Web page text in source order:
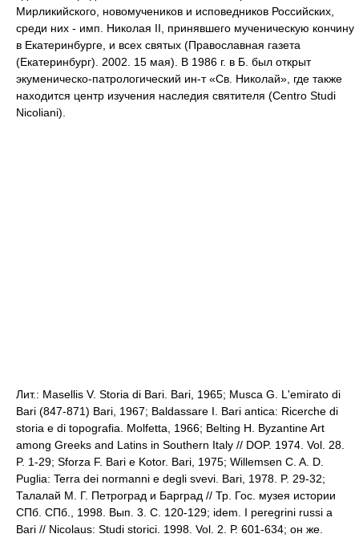
Мирликийского, новомучеников и исповедников Российских,
среди них - имп. Николая II, принявшего мученическую кончину
в Екатеринбурге, и всех святых (Православная газета
(Екатеринбург). 2002. 15 мая). В 1986 г. в Б. был открыт
экуменическо-патрологический ин-т «Св. Николай», где также
находится центр изучения наследия святителя (Centro Studi
Nicoliani).
Лит.: Masellis V. Storia di Bari. Bari, 1965; Musca G. L'emirato di
Bari (847-871) Bari, 1967; Baldassare I. Bari antica: Ricerche di
storia e di topografia. Molfetta, 1966; Belting H. Byzantine Art
among Greeks and Latins in Southern Italy // DOP. 1974. Vol. 28.
P. 1-29; Sforza F. Bari e Kotor. Bari, 1975; Willemsen C. A. D.
Puglia: Terra dei normanni e degli svevi. Bari, 1978. P. 29-32;
Талалай М. Г. Петроград и Барград // Тр. Гос. музея истории
СПб. СПб., 1998. Вып. 3. С. 120-129; idem. I peregrini russi a
Bari // Nicolaus: Studi storici. 1998. Vol. 2. Р. 601-634; он же.